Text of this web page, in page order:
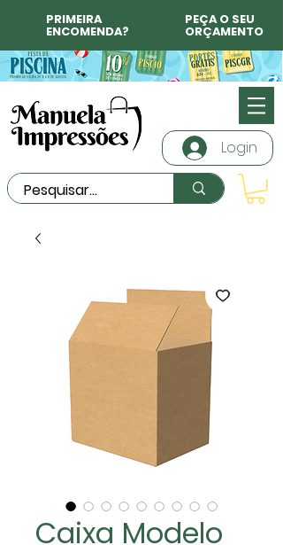
PRIMEIRA
ENCOMENDA?
PEÇA O SEU
ORÇAMENTO
Login
Caixa Modelo